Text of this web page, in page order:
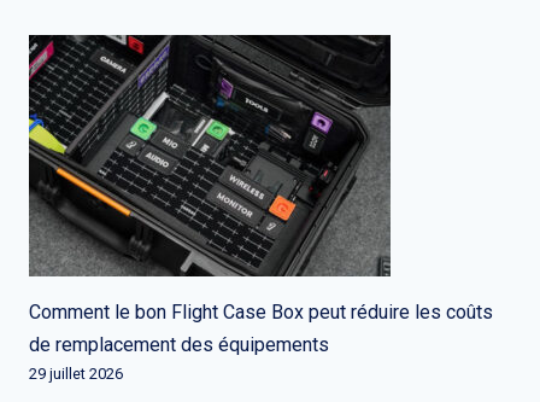
Comment le bon Flight Case Box peut réduire les coûts
de remplacement des équipements
29 juillet 2026